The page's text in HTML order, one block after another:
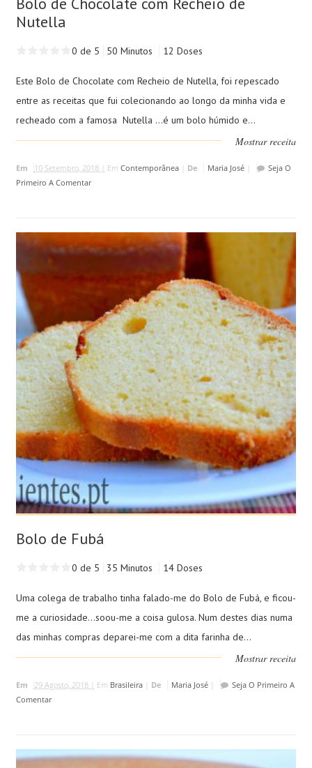
Nutella
0 de 5 50 Minutos 12 Doses
Este Bolo de Chocolate com Recheio de Nutella, foi repescado
entre as receitas que fui colecionando ao longo da minha vida e
recheado com a famosa Nutella ...é um bolo húmido e...
Mostrar receita
Em 10 Setembro, 2018 | Em Contemporânea| De Maria José|
Seja O
Primeiro A Comentar
Bolo de Fubá
0 de 5 35 Minutos 14 Doses
Uma colega de trabalho tinha falado-me do Bolo de Fubá, e ficou-
me a curiosidade...soou-me a coisa gulosa. Num destes dias numa
das minhas compras deparei-me com a dita farinha de...
Mostrar receita
Em 29 Agosto, 2018 | Em Brasileira| De Maria José|
Seja O Primeiro A
Comentar